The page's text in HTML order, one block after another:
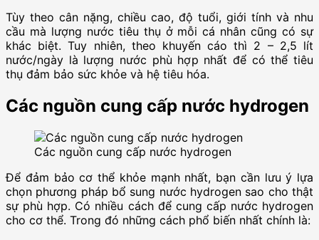
Tùy theo cân nặng, chiều cao, độ tuổi, giới tính và nhu
cầu mà lượng nước tiêu thụ ở mỗi cá nhân cũng có sự
khác biệt. Tuy nhiên, theo khuyến cáo thì 2 – 2,5 lít
nước/ngày là lượng nước phù hợp nhất để có thể tiêu
thụ đảm bảo sức khỏe và hệ tiêu hóa.
Các nguồn cung cấp nước hydrogen
Các nguồn cung cấp nước hydrogen
Để đảm bảo cơ thể khỏe mạnh nhất, bạn cần lưu ý lựa
chọn phương pháp bổ sung nước hydrogen sao cho thật
sự phù hợp. Có nhiều cách để cung cấp nước hydrogen
cho cơ thể. Trong đó những cách phổ biến nhất chính là: